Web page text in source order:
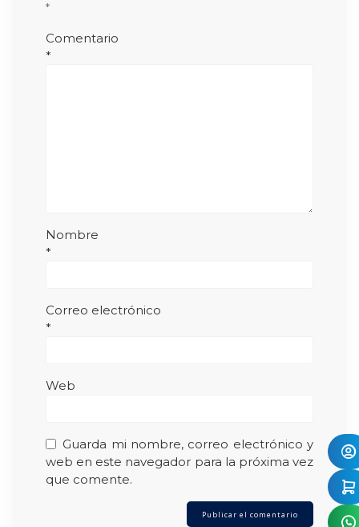
*
Comentario
*
Nombre
*
Correo electrónico
*
Web
Guarda mi nombre, correo electrónico y
web en este navegador para la próxima vez
que comente.